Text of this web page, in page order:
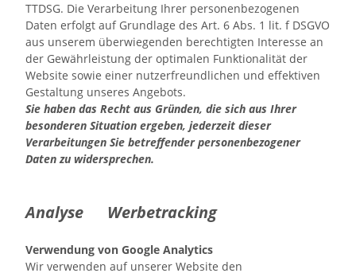
TTDSG. Die Verarbeitung Ihrer personenbezogenen
Daten erfolgt auf Grundlage des Art. 6 Abs. 1 lit. f DSGVO
aus unserem überwiegenden berechtigten Interesse an
der Gewährleistung der optimalen Funktionalität der
Website sowie einer nutzerfreundlichen und effektiven
Gestaltung unseres Angebots.
Sie haben das Recht aus Gründen, die sich aus Ihrer
besonderen Situation ergeben, jederzeit dieser
Verarbeitungen Sie betreffender personenbezogener
Daten zu widersprechen.
Analyse Werbetracking
Verwendung von Google Analytics
Wir verwenden auf unserer Website den